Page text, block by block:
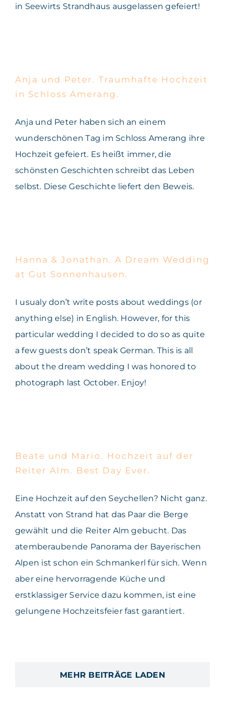
in Seewirts Strandhaus ausgelassen gefeiert!
Amerang.
Anja und Peter. Traumhafte Hochzeit
in Schloss Amerang.
Anja und Peter haben sich an einem
wunderschönen Tag im Schloss Amerang ihre
Hochzeit gefeiert. Es heißt immer, die
schönsten Geschichten schreibt das Leben
selbst. Diese Geschichte liefert den Beweis.
Sonnenhausen.
Hanna & Jonathan. A Dream Wedding
at Gut Sonnenhausen.
I usualy don’t write posts about weddings (or
anything else) in English. However, for this
particular wedding I decided to do so as quite
a few guests don’t speak German. This is all
about the dream wedding I was honored to
photograph last October. Enjoy!
Day Ever.
Beate und Mario. Hochzeit auf der
Reiter Alm. Best Day Ever.
Eine Hochzeit auf den Seychellen? Nicht ganz.
Anstatt von Strand hat das Paar die Berge
gewählt und die Reiter Alm gebucht. Das
atemberaubende Panorama der Bayerischen
Alpen ist schon ein Schmankerl für sich. Wenn
aber eine hervorragende Küche und
erstklassiger Service dazu kommen, ist eine
gelungene Hochzeitsfeier fast garantiert.
MEHR BEITRÄGE LADEN